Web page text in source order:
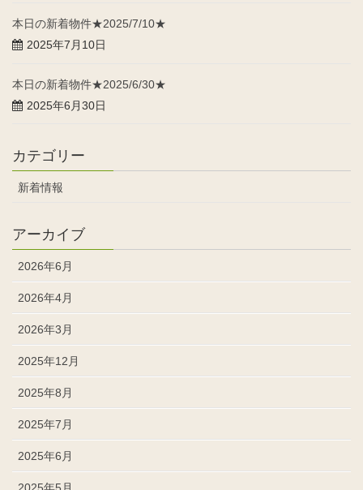
本日の新着物件★2025/7/10★
2025年7月10日
本日の新着物件★2025/6/30★
2025年6月30日
カテゴリー
新着情報
アーカイブ
2026年6月
2026年4月
2026年3月
2025年12月
2025年8月
2025年7月
2025年6月